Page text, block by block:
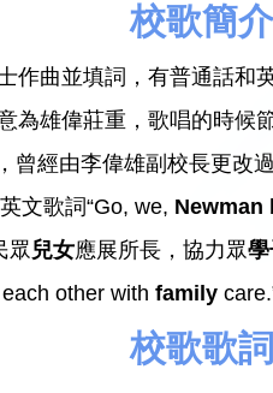
校歌簡介
作曲並填詞，有普通話和
為雄偉莊重，歌唱的時候
曾經由李偉雄副校長更改
文歌詞“Go, we, Newman
眾兒女應展所長，協力眾
other with family
校歌歌詞